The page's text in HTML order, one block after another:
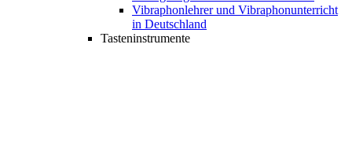
Vibraphonlehrer und Vibraphonunterricht
in Deutschland
Tasteninstrumente